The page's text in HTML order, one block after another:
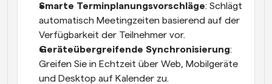
Smarte Terminplanungsvorschläge: Schlägt
automatisch Meetingzeiten basierend auf der
Verfügbarkeit der Teilnehmer vor.
Geräteübergreifende Synchronisierung:
Greifen Sie in Echtzeit über Web, Mobilgeräte
und Desktop auf Kalender zu.